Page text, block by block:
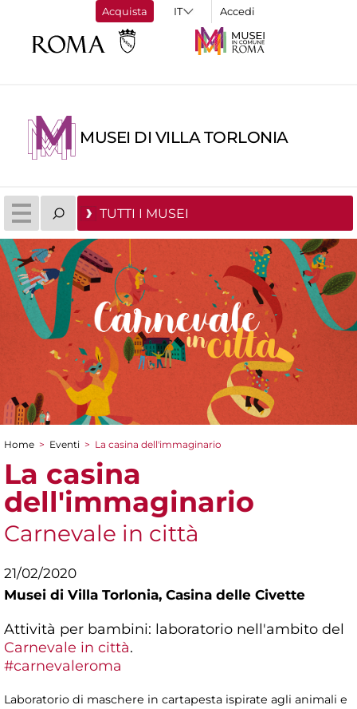
Acquista Accedi
MUSEI DI VILLA TORLONIA
TUTTI I MUSEI
Tu sei qui
Home > Eventi > La casina dell'immaginario
La casina
dell'immaginario
Carnevale in città
21/02/2020
Musei di Villa Torlonia, Casina delle Civette
Attività per bambini: laboratorio nell'ambito del
Carnevale in città.
#carnevaleroma
Laboratorio di maschere in cartapesta ispirate agli animali e